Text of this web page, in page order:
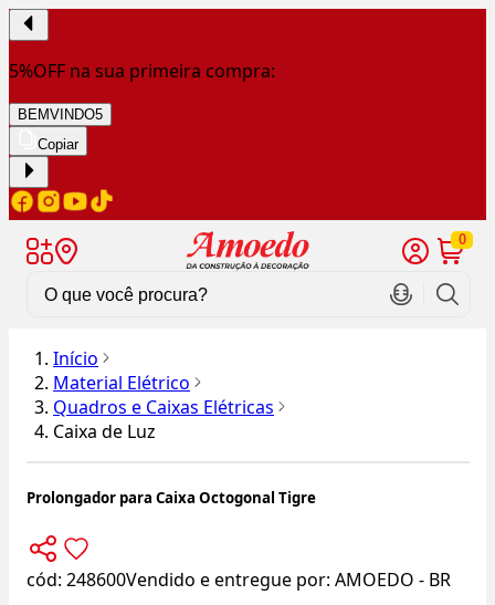
5%OFF na sua primeira compra:
BEMVINDO5
Copiar
0
Início
Material Elétrico
Quadros e Caixas Elétricas
Caixa de Luz
Prolongador para Caixa Octogonal Tigre
cód: 248600Vendido e entregue por: AMOEDO - BR